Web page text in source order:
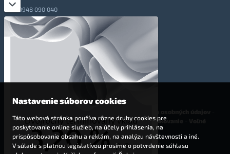
0948 090 040
+421 948 090 051
info@totalmoney.sk
Levočská 866, Poprad, 058 01
Cookies-Nastavenia cookies -Finančné sprostredkovanie
pracovné miesta
Affiliate - partnerský program
Nastavenie súborov cookies
Táto webová stránka používa rôzne druhy cookies pre
poskytovanie online služieb, na účely prihlásenia, na
prispôsobovanie obsahu a reklám, na analýzu návštevnosti a iné.
V súlade s platnou legislatívou prosíme o potvrdenie súhlasu